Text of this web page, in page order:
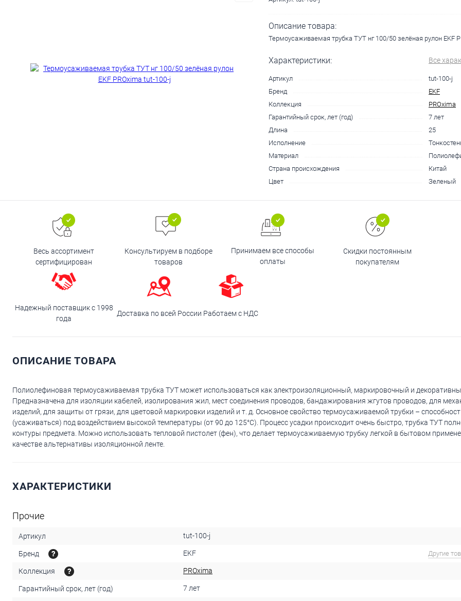
Описание товара:
Термоусаживаемая трубка ТУТ нг 100/50 зелёная рулон EKF
Характеристики: Все
Артикул
tut-100-j
Бренд
EKF
Коллекция
PROxima
Гарантийный срок, лет (год)
7 лет
Длина
25
Исполнение
Материал
Страна происхождения
Китай
Цвет
Зеленый
Весь ассортимент
сертифицирован
Консультируем в подборе
товаров
Принимаем все способы
оплаты
Скидки постоянным
покупателям
Надежный поставщик с 1998
года
Доставка по всей России Работаем с НДС
ОПИСАНИЕ ТОВАРА
Полиолефиновая термоусаживаемая трубка ТУТ может использоваться как электроизоляционный, маркировочный и
Предназначена для изоляции кабелей, изолирования жил, мест соединения проводов, бандажирования жгутов проводов, для
изделий, для защиты от грязи, для цветовой маркировки изделий и т. д. Основное свойство термоусаживаемой трубки –
(усаживаться) под воздействием высокой температуры (от 90 до 125°С). Процесс усадки происходит очень быстро, трубка ТУТ
контуры предмета. Можно использовать тепловой пистолет (фен), что делает термоусаживаемую трубку легкой в бытовом
качестве альтернативы изоляционной ленте.
ХАРАКТЕРИСТИКИ
Прочие
Артикул tut-100-j
Бренд EKF Другие
Коллекция PROxima
Гарантийный срок, лет (год) 7 лет